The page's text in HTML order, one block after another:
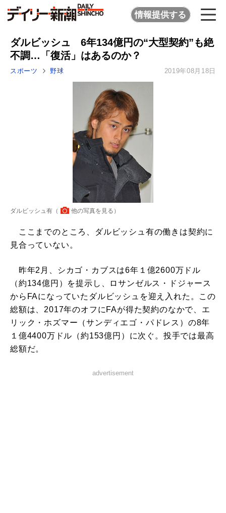
情報提供する
ダルビッシュ 6年134億円の“大型契約”も絶
不調…「復活」はあるのか？
スポーツ 野球 2019年08月18日
ダルビッシュ有（ 他の写真を見る ）
ここまでのところ、ダルビッシュ有の働きは契約に
見合っていない。
昨年2月、シカゴ・カブスは6年１億2600万ドル
（約134億円）を提示し、ロサンゼルス・ドジャース
からFAになっていたダルビッシュを迎え入れた。この
総額は、2017年のオフにFAが得た契約のなかで、エ
リック・ホズマー（サンディエゴ・パドレス）の8年
１億4400万ドル（約153億円）に次ぐ。投手では最高
総額だ。
advertisement